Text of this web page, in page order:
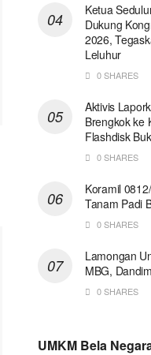
Ketua
Dukung
2026,
Leluhur
0 SHARES
Aktivis
Brengkok ke
Flashdisk
0 SHARES
Koramil
Tanam Padi
0 SHARES
Lamongan
MBG,
0 SHARES
UMKM Bela